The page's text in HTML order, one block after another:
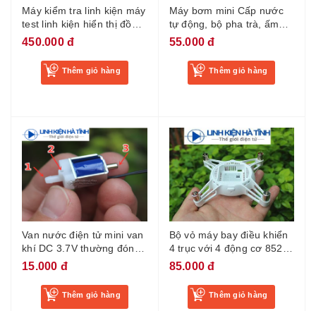
Máy kiểm tra linh kiện máy
test linh kiện hiển thị đồ
họa LCR-T7
450.000 đ
Thêm giỏ hàng
Máy bơm mini Cấp nước
tự động, bộ pha trà, ấm
điện, phụ kiện máy bơm
nước sát khuẩn điện áp
55.000 đ
Thêm giỏ hàng
Van nước điện tử mini van
khí DC 3.7V thường đóng
van thông hơi điện van
15.000 đ
Thêm giỏ hàng
Bộ vỏ máy bay điều khiển
4 trục với 4 động cơ 8523
và cánh
85.000 đ
Thêm giỏ hàng